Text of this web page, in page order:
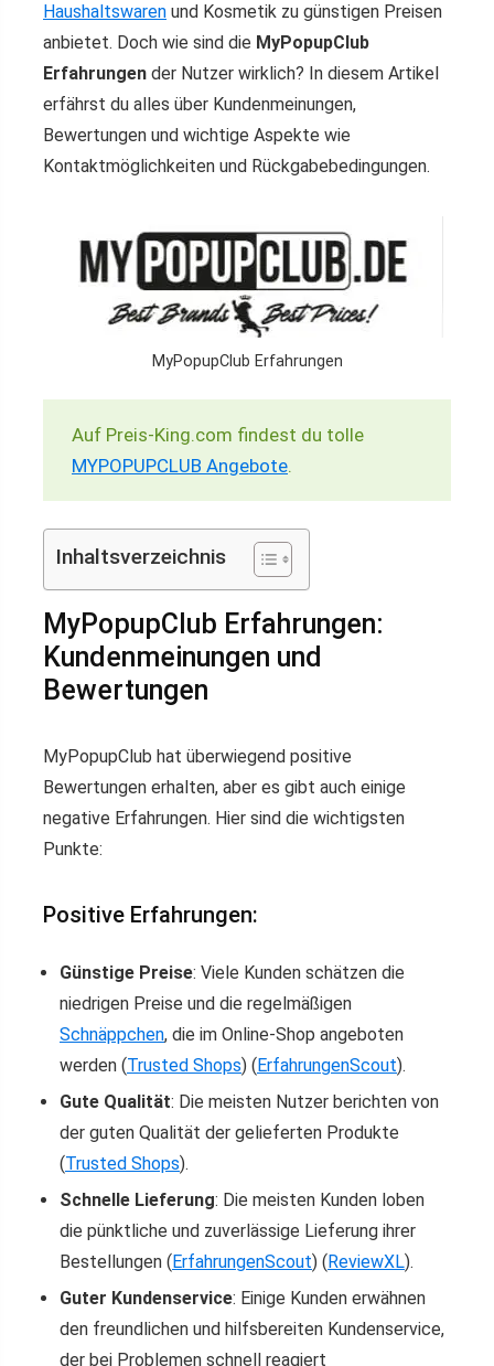
Haushaltswaren und Kosmetik zu günstigen Preisen
anbietet. Doch wie sind die MyPopupClub
Erfahrungen der Nutzer wirklich? In diesem Artikel
erfährst du alles über Kundenmeinungen,
Bewertungen und wichtige Aspekte wie
Kontaktmöglichkeiten und Rückgabebedingungen.
MyPopupClub Erfahrungen
Auf Preis-King.com findest du tolle
MYPOPUPCLUB Angebote.
Inhaltsverzeichnis
MyPopupClub Erfahrungen:
Kundenmeinungen und
Bewertungen
MyPopupClub hat überwiegend positive
Bewertungen erhalten, aber es gibt auch einige
negative Erfahrungen. Hier sind die wichtigsten
Punkte:
Positive Erfahrungen:
Günstige Preise: Viele Kunden schätzen die
niedrigen Preise und die regelmäßigen
Schnäppchen, die im Online-Shop angeboten
werden​ (Trusted Shops) (ErfahrungenScout)​.
Gute Qualität: Die meisten Nutzer berichten von
der guten Qualität der gelieferten Produkte​
(Trusted Shops)​.
Schnelle Lieferung: Die meisten Kunden loben
die pünktliche und zuverlässige Lieferung ihrer
Bestellungen​ (ErfahrungenScout) (ReviewXL)​.
Guter Kundenservice: Einige Kunden erwähnen
den freundlichen und hilfsbereiten Kundenservice,
der bei Problemen schnell reagiert​